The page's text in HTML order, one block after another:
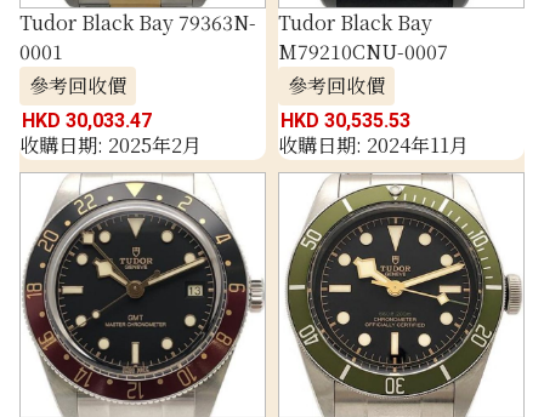
Tudor Black Bay 79363N-
0001
參考回收價
HKD 30,033.47
收購日期: 2025年2月
Tudor Black Bay
M79210CNU-0007
參考回收價
HKD 30,535.53
收購日期: 2024年11月